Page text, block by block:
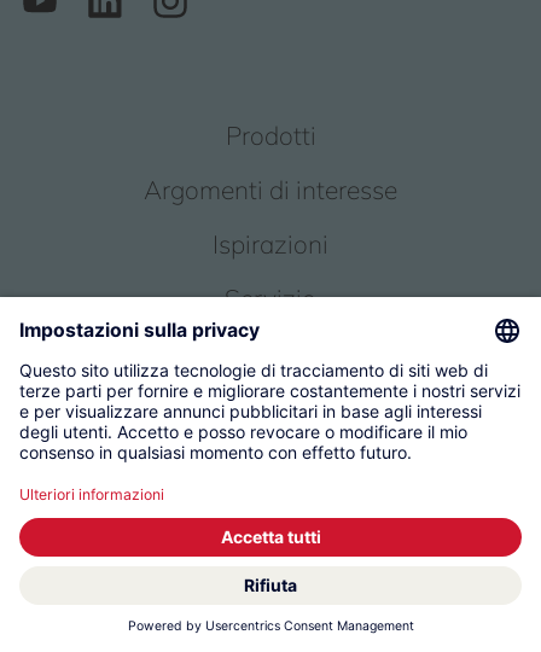
Prodotti
Argomenti di interesse
Ispirazioni
Servizio
Chi siamo
© 2026 KWC Group Management AG
Condizioni generali
Impronta
Protezione dei dati